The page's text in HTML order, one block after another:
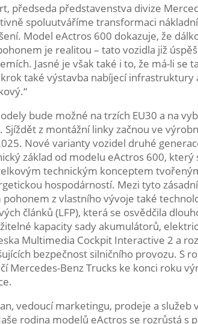
předseda představenstva divize
spoluutváříme transformaci
Model eActros 600 dokazuje, že
je realitou – tato vozidla již
Jasné je však také i to, že má-li se
také výstavba nabíjecí infrastruktury
bude možné na trzích EU30 a na
Sjíždět z montážní linky začnou ve
Nové varianty vozidel druhé
základ od modelu eActros 600,
technickým konceptem
hospodárností. Mezi tyto
z vlastního vývoje také
článků (LFP), která se osvědčila
kapacity sady akumulátorů,
Multimedia Cockpit Interactive 2 a
bezpečnost silničního provozu. S
Mercedes-Benz Trucks ke konci roku
vedoucí marketingu, prodeje a služeb
rodina modelů eActros se rozrůstá s